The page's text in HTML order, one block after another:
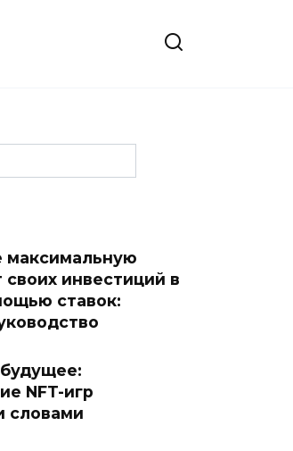
максимальную
своих инвестиций в
ставок:
NFT-игр
словами